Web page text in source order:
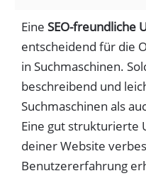
Eine SEO-freundliche
entscheidend für die
in Suchmaschinen.
beschreibend und
Suchmaschinen als
Eine gut strukturierte
deiner Website
Benutzererfahrung